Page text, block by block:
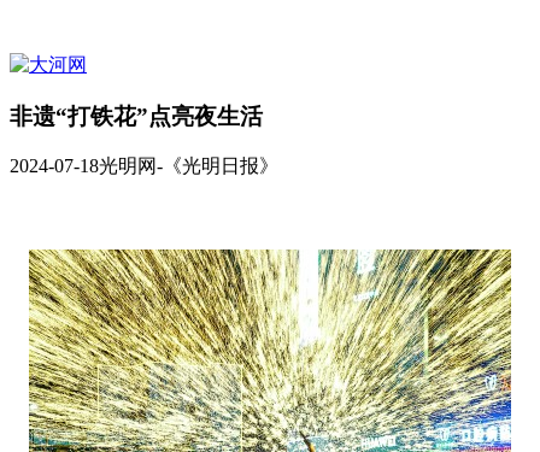
非遗“打铁花”点亮夜生活
2024-07-18光明网-《光明日报》